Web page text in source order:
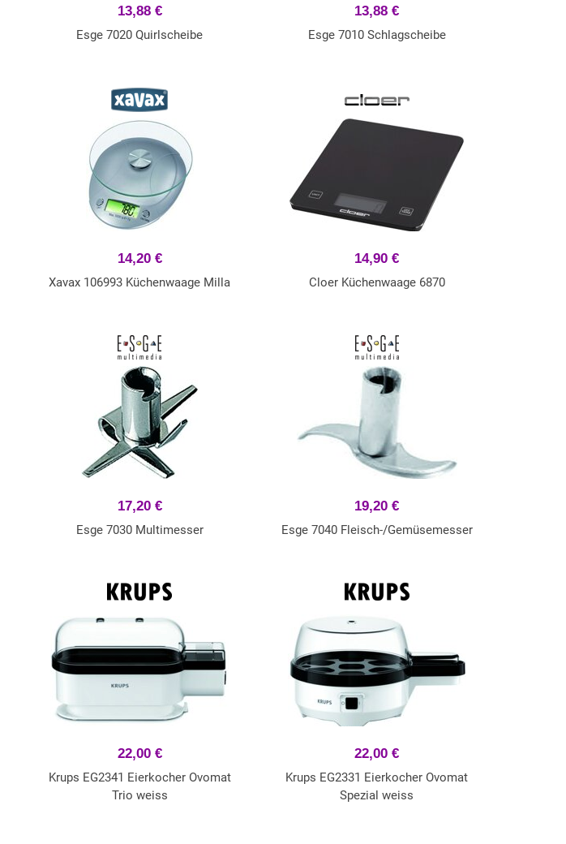
13,88 €
Esge 7020 Quirlscheibe
13,88 €
Esge 7010 Schlagscheibe
14,20 €
Xavax 106993 Küchenwaage Milla
14,90 €
Cloer Küchenwaage 6870
17,20 €
Esge 7030 Multimesser
19,20 €
Esge 7040 Fleisch-/Gemüsemesser
22,00 €
Krups EG2341 Eierkocher Ovomat
Trio weiss
22,00 €
Krups EG2331 Eierkocher Ovomat
Spezial weiss